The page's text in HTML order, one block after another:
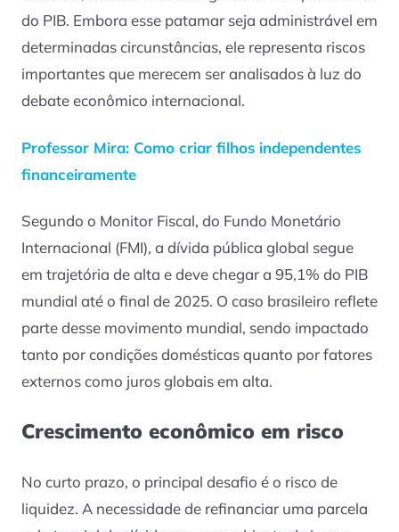
do PIB. Embora esse patamar seja administrável em
determinadas circunstâncias, ele representa riscos
importantes que merecem ser analisados à luz do
debate econômico internacional.
Professor Mira: Como criar filhos independentes
financeiramente
Segundo o Monitor Fiscal, do Fundo Monetário
Internacional (FMI), a dívida pública global segue
em trajetória de alta e deve chegar a 95,1% do PIB
mundial até o final de 2025. O caso brasileiro reflete
parte desse movimento mundial, sendo impactado
tanto por condições domésticas quanto por fatores
externos como juros globais em alta.
Crescimento econômico em risco
No curto prazo, o principal desafio é o risco de
liquidez. A necessidade de refinanciar uma parcela